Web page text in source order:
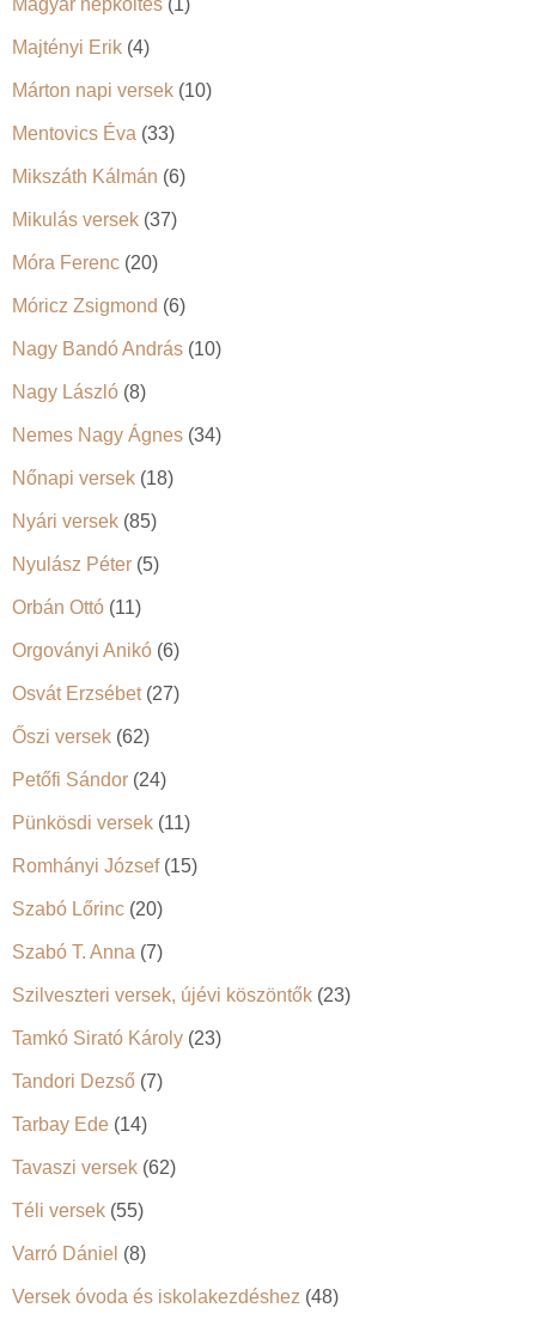
Majtényi Erik (4)
Márton napi versek (10)
Mentovics Éva (33)
Mikszáth Kálmán (6)
Mikulás versek (37)
Móra Ferenc (20)
Móricz Zsigmond (6)
Nagy Bandó András (10)
Nagy László (8)
Nemes Nagy Ágnes (34)
Nőnapi versek (18)
Nyári versek (85)
Nyulász Péter (5)
Orbán Ottó (11)
Orgoványi Anikó (6)
Osvát Erzsébet(27)
Őszi versek (62)
Petőfi Sándor (24)
Pünkösdi versek (11)
Romhányi József(15)
Szabó Lőrinc (20)
Szabó T. Anna (7)
Szilveszteri versek, újévi köszöntők (23)
Tamkó Sirató Károly (23)
Tandori Dezső (7)
Tarbay Ede (14)
Tavaszi versek (62)
Téli versek (55)
Varró Dániel (8)
Versek óvoda és iskolakezdéshez (48)